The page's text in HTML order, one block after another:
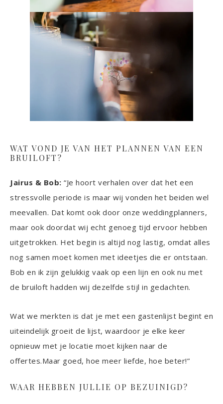
WAT VOND JE VAN HET PLANNEN VAN EEN
BRUILOFT?
Jairus & Bob: “Je hoort verhalen over dat het een
stressvolle periode is maar wij vonden het beiden wel
meevallen. Dat komt ook door onze weddingplanners,
maar ook doordat wij echt genoeg tijd ervoor hebben
uitgetrokken. Het begin is altijd nog lastig, omdat alles
nog samen moet komen met ideetjes die er ontstaan.
Bob en ik zijn gelukkig vaak op een lijn en ook nu met
de bruiloft hadden wij dezelfde stijl in gedachten.
Wat we merkten is dat je met een gastenlijst begint en
uiteindelijk groeit de lijst, waardoor je elke keer
opnieuw met je locatie moet kijken naar de
offertes.Maar goed, hoe meer liefde, hoe beter!”
WAAR HEBBEN JULLIE OP BEZUINIGD?